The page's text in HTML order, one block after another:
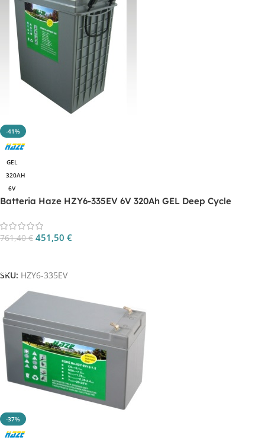
-41%
GEL
320AH
6V
Batteria Haze HZY6-335EV 6V 320Ah GEL Deep Cycle
761,40€ 451,50 €
SKU: HZY6-335EV
-37%